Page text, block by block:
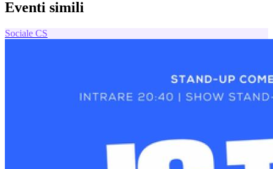
Eventi simili
Sociale CS